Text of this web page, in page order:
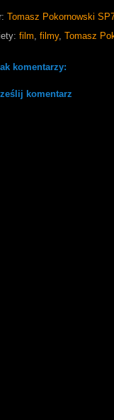
Tomasz Pokornowski
film, filmy, Tomasz
komentarzy:
komentarz